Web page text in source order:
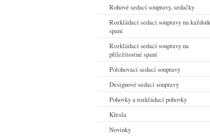
Rohové sedací soupravy, sedačky
Rozkládací sedací soupravy na
spaní
Rozkládací sedací soupravy na
příležitostné spaní
Polohovací sedací soupravy
Designové sedací soupravy
Pohovky a rozkládací pohovky
Křesla
Novinky